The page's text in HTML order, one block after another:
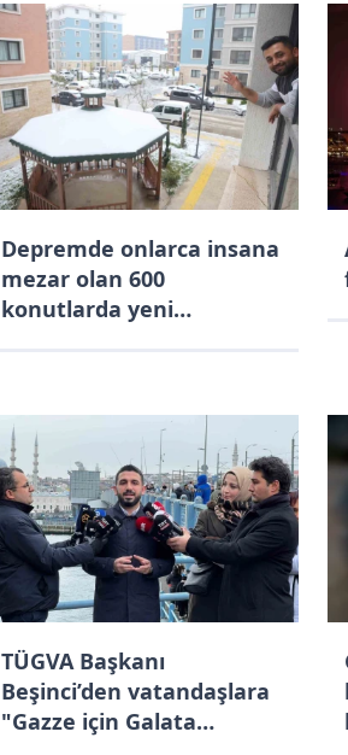
Depremde onlarca insana
mezar olan 600
konutlarda yeni
TÜGVA Başkanı
Beşinci’den vatandaşlara
"Gazze için Galata